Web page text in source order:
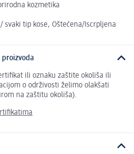
kozmetika
svaki tip kose, Oštećena/Iscrpljena
proizvoda
ili oznaku zaštite okoliša ili
o održivosti želimo olakšati
na zaštitu okoliša).